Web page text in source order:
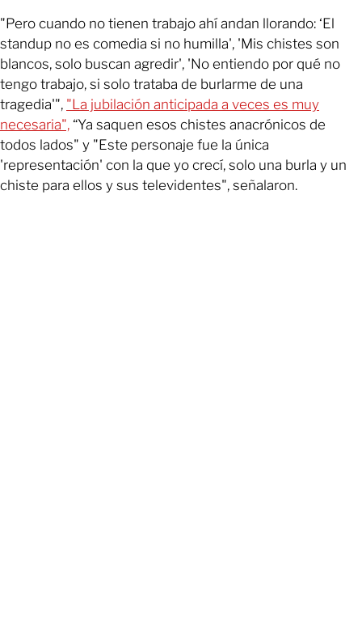
"Pero cuando no tienen trabajo ahí andan llorando: ‘El
standup no es comedia si no humilla', 'Mis chistes son
blancos, solo buscan agredir', 'No entiendo por qué no
tengo trabajo, si solo trataba de burlarme de una
tragedia'", "La jubilación anticipada a veces es muy
necesaria", “Ya saquen esos chistes anacrónicos de
todos lados" y "Este personaje fue la única
'representación' con la que yo crecí, solo una burla y un
chiste para ellos y sus televidentes", señalaron.